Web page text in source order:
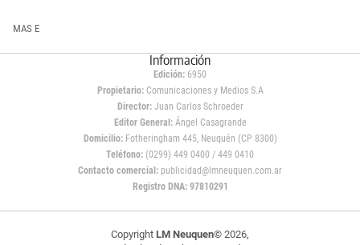
MAS E
Información
Edición: 6950
Propietario:Comunicaciones y Medios S.A
Director: Juan Carlos Schroeder
Editor General:Ángel Casagrande
Domicilio:Fotheringham 445, Neuquén (CP 8300)
Teléfono: (0299) 449 0400 / 449 0410
Contacto comercial: publicidad@lmneuquen.com.ar
Registro DNA: 97810291
Copyright LM Neuquen© 2026,